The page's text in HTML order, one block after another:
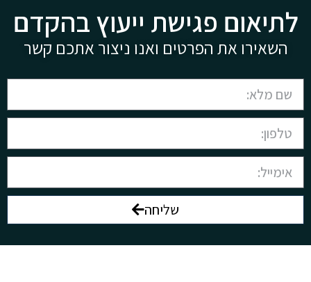
לתיאום פגישת ייעוץ בהקדם
השאירו את הפרטים ואנו ניצור אתכם קשר
שליחה